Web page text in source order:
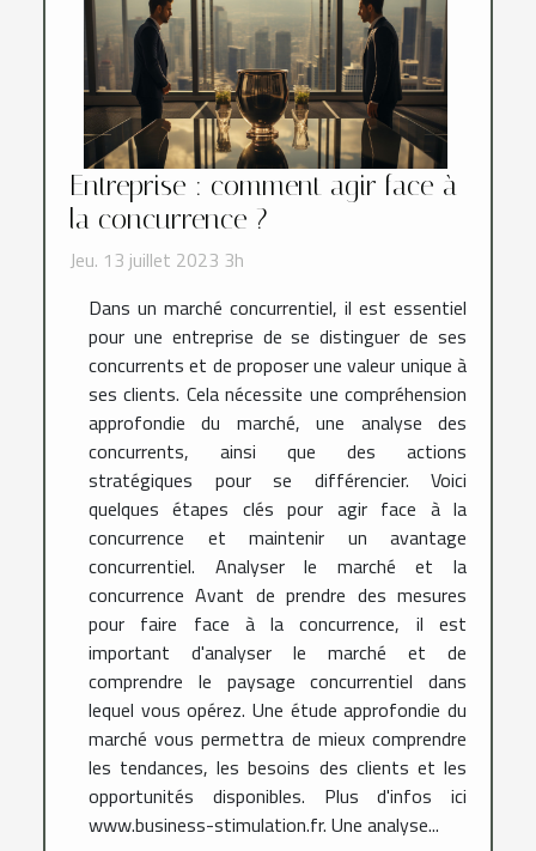
Entreprise : comment agir face à
la concurrence ?
Jeu. 13 juillet 2023 3h
Dans un marché concurrentiel, il est essentiel
pour une entreprise de se distinguer de ses
concurrents et de proposer une valeur unique à
ses clients. Cela nécessite une compréhension
approfondie du marché, une analyse des
concurrents, ainsi que des actions
stratégiques pour se différencier. Voici
quelques étapes clés pour agir face à la
concurrence et maintenir un avantage
concurrentiel. Analyser le marché et la
concurrence Avant de prendre des mesures
pour faire face à la concurrence, il est
important d'analyser le marché et de
comprendre le paysage concurrentiel dans
lequel vous opérez. Une étude approfondie du
marché vous permettra de mieux comprendre
les tendances, les besoins des clients et les
opportunités disponibles. Plus d'infos ici
www.business-stimulation.fr. Une analyse...